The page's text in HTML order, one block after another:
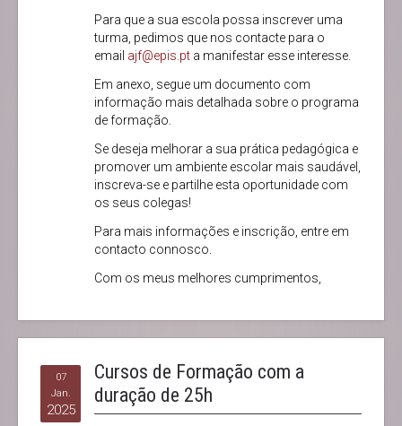
Para que a sua escola possa inscrever uma
turma, pedimos que nos contacte para o
email ajf@epis.pt a manifestar esse interesse.
Em anexo, segue um documento com
informação mais detalhada sobre o programa
de formação.
Se deseja melhorar a sua prática pedagógica e
promover um ambiente escolar mais saudável,
inscreva-se e partilhe esta oportunidade com
os seus colegas!
Para mais informações e inscrição, entre em
contacto connosco.
Com os meus melhores cumprimentos,
07
Jan.
2025
Cursos de Formação com a
duração de 25h